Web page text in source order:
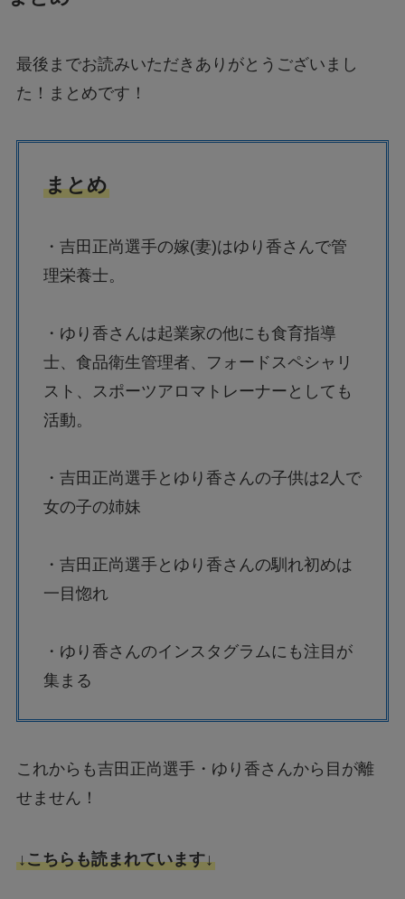
最後までお読みいただきありがとうございまし
た！まとめです！
まとめ
・吉田正尚選手の嫁(妻)はゆり香さんで管
理栄養士。
・ゆり香さんは起業家の他にも食育指導
士、食品衛生管理者、フォードスペシャリ
スト、スポーツアロマトレーナーとしても
活動。
・吉田正尚選手とゆり香さんの子供は2人で
女の子の姉妹
・吉田正尚選手とゆり香さんの馴れ初めは
一目惚れ
・ゆり香さんのインスタグラムにも注目が
集まる
これからも吉田正尚選手・ゆり香さんから目が離
せません！
↓こちらも読まれています↓